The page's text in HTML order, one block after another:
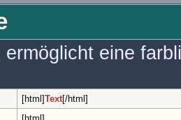
ermöglicht eine
[html]Text[/html]